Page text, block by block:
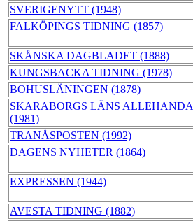
SVERIGENYTT (1948)
FALKÖPINGS TIDNING (1857)
SKÅNSKA DAGBLADET (1888)
KUNGSBACKA TIDNING (1978)
BOHUSLÄNINGEN (1878)
SKARABORGS LÄNS ALLEHANDA
(1981)
TRANÅSPOSTEN (1992)
DAGENS NYHETER (1864)
EXPRESSEN (1944)
AVESTA TIDNING (1882)